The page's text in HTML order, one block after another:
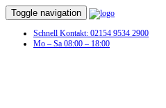
Toggle navigation
Schnell Kontakt: 02154 9534 2900
Mo – Sa 08:00 – 18:00